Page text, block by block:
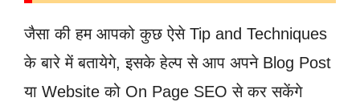
जैसा की हम आपको कुछ ऐसे Tip and Techniques
के बारे में बतायेगे, इसके हेल्प से आप अपने Blog Post
या Website को On Page SEO से कर सकेंगे